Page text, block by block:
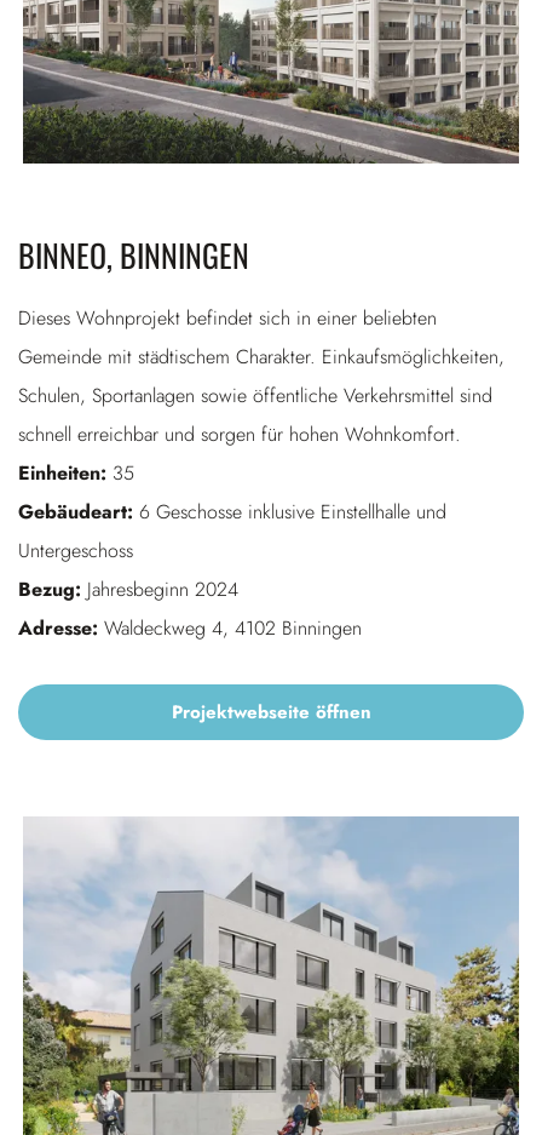
BINNEO, BINNINGEN
Dieses Wohnprojekt befindet sich in einer beliebten
Gemeinde mit städtischem Charakter. Einkaufsmöglichkeiten,
Schulen, Sportanlagen sowie öffentliche Verkehrsmittel sind
schnell erreichbar und sorgen für hohen Wohnkomfort.
Einheiten: 35
Gebäudeart: 6 Geschosse inklusive Einstellhalle und
Untergeschoss
Bezug: Jahresbeginn 2024
Adresse: Waldeckweg 4, 4102 Binningen
Projektwebseite öffnen